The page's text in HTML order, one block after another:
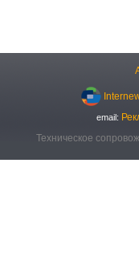
email:
Техническое